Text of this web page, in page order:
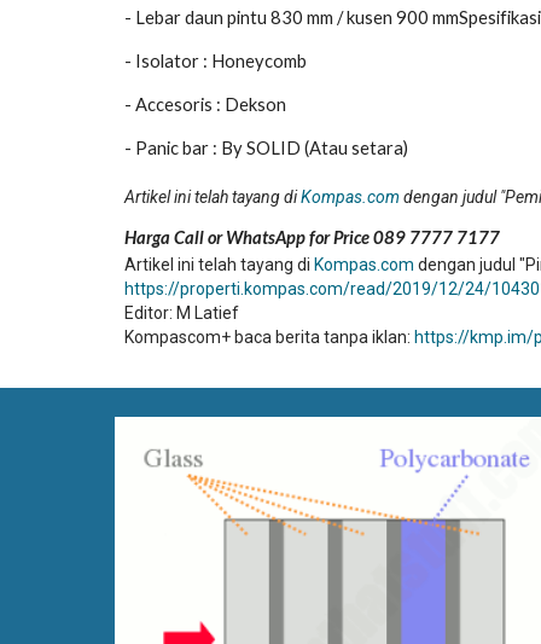
- Lebar daun pintu 830 mm / kusen 900 mmSpesifikasi
- Isolator : Honeycomb
- Accesoris : Dekson
- Panic bar : By SOLID (Atau setara)
Artikel ini telah tayang diKompas.com dengan judul
Harga Call or WhatsApp for Price 089 7777 7177
Artikel ini telah tayang di Kompas.com dengan judul
https://properti.kompas.com/read/2019/12/24/
Editor: M Latief
Kompascom+ baca berita tanpa iklan: https://kmp.im/